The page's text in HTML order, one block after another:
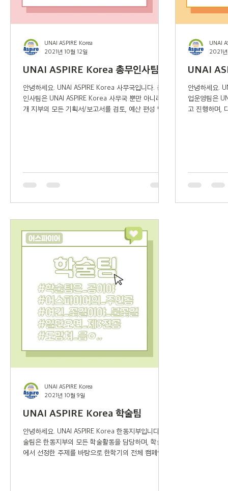
UNAI ASPIRE Korea 총무인사팀
안녕하세요. UNAI ASPIRE Korea 사무국입니다. 총무
인사팀은 UNAI ASPIRE Korea 사무국 뿐만 아니라 8
개 지부의 모든 기획서/보고서를 검토, 예산 편성 및
UNAI ASPIRE Korea
2021년 10월 12일
UNAI
안녕하세요.
업운영팀은
고 진행하며,
UNAI
2021
UNAI ASPIRE Korea 학술팀
안녕하세요. UNAI ASPIRE Korea 한동지부입니다. 학
술팀은 한동지부의 모든 학술활동을 담당하며, 학술팀
에서 선정한 주제를 바탕으로 한학기의 전체 캠페인과
UNAI ASPIRE Korea
2021년 10월 9일